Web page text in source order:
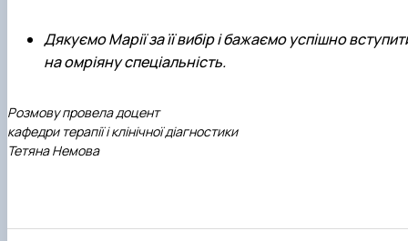
Дякуємо Марії за її вибір і бажаємо успішно
на омріяну спеціальність.
Розмову провела доцент
кафедри терапії і клінічної діагностики
Тетяна Немова